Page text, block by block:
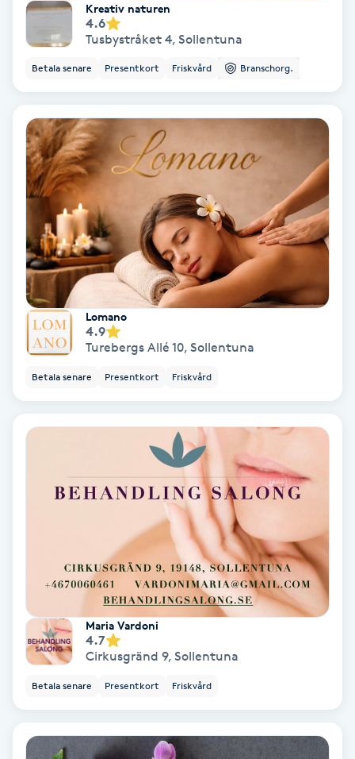
Kemisk peeling
Keratinbehandling
Kinesiologi
Kinesisk medicin
Kiropraktik
Klangmassage
Klippning
Klippning & Slingor
Koppningsmassage
Kroppsinpackning
Kroppspeeling
Käkledsbehandling
Kreativ naturen
4.6
Tusbystråket 4, Sollentuna
Betala senare Presentkort Friskvård Branschorg.
Lomano
4.9
Turebergs Allé 10, Sollentuna
Betala senare Presentkort Friskvård
Maria Vardoni
4.7
Cirkusgränd 9, Sollentuna
Betala senare Presentkort Friskvård